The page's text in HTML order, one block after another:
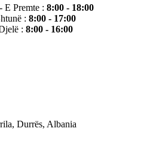
E Premte : 8:00 - 18:00
: 8:00 - 17:00
: 8:00 - 16:00
Durrës, Albania